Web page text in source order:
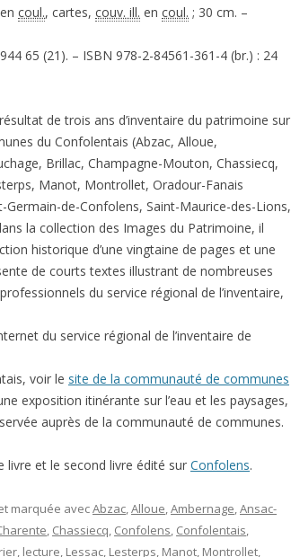
coul., cartes, couv. ill. en coul. ; 30 cm. –
65 (21). – ISBN 978-2-84561-361-4 (br.) : 24
de trois ans d’inventaire du patrimoine sur
du Confolentais (Abzac, Alloue,
Brillac, Champagne-Mouton, Chassiecq,
Manot, Montrollet, Oradour-Fanais
de-Confolens, Saint-Maurice-des-Lions,
la collection des Images du Patrimoine, il
historique d’une vingtaine de pages et une
de courts textes illustrant de nombreuses
du service régional de l’inventaire,
du service régional de l’inventaire de
voir le site de la communauté de communes
exposition itinérante sur l’eau et les paysages,
auprès de la communauté de communes.
livre et le second livre édité sur Confolens.
marquée avecAbzac,Alloue,Ambernage,Ansac-
, Chassiecq, Confolens, Confolentais,
, lecture, Lessac, Lesterps, Manot, Montrollet,